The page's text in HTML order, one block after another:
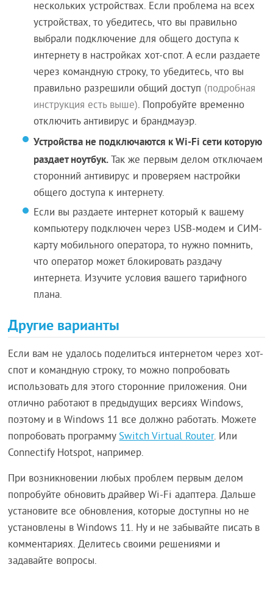
нескольких устройствах. Если проблема на всех
устройствах, то убедитесь, что вы правильно
выбрали подключение для общего доступа к
интернету в настройках хот-спот. А если раздаете
через командную строку, то убедитесь, что вы
правильно разрешили общий доступ (подробная
инструкция есть выше). Попробуйте временно
отключить антивирус и брандмауэр.
Устройства не подключаются к Wi-Fi сети которую
раздает ноутбук.Так же первым делом отключаем
сторонний антивирус и проверяем настройки
общего доступа к интернету.
Если вы раздаете интернет который к вашему
компьютеру подключен через USB-модем и СИМ-
карту мобильного оператора, то нужно помнить,
что оператор может блокировать раздачу
интернета. Изучите условия вашего тарифного
плана.
Другие варианты
Если вам не удалось поделиться интернетом через хот-
спот и командную строку, то можно попробовать
использовать для этого сторонние приложения. Они
отлично работают в предыдущих версиях Windows,
поэтому и в Windows 11 все должно работать. Можете
попробовать программуSwitch Virtual Router. Или
Connectify Hotspot, например.
При возникновении любых проблем первым делом
попробуйте обновить драйвер Wi-Fi адаптера. Дальше
установите все обновления, которые доступны но не
установлены в Windows 11. Ну и не забывайте писать в
комментариях. Делитесь своими решениями и
задавайте вопросы.